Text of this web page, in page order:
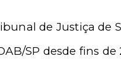
de Justiça de
SP desde fins de